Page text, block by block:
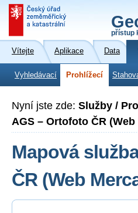
přístup
Vítejte Aplikace Data
Vyhledávací Prohlížecí
Nyní jste zde: Služby /
AGS – Ortofoto ČR
Mapová
ČR (Web